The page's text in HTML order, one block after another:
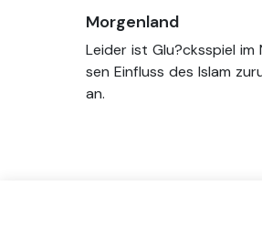
Morgenland
Leider ist Glu?cksspiel
sen Einfluss des Islam
an.